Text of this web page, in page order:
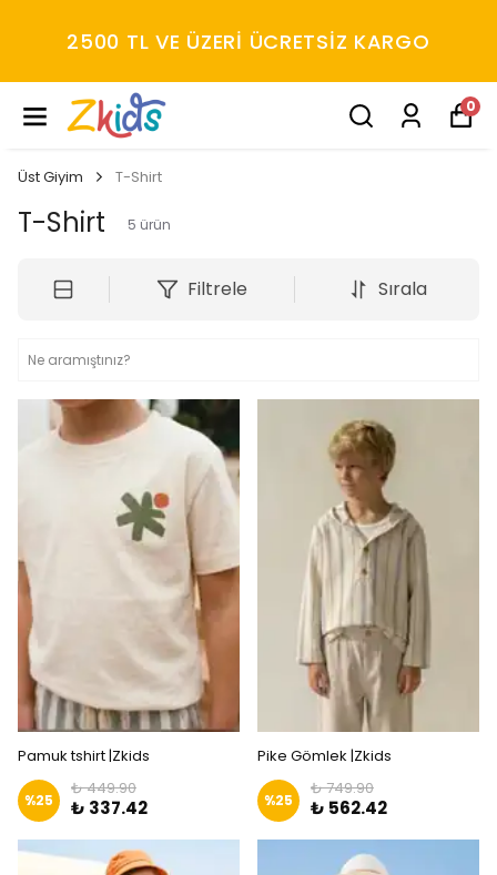
YENI SEZON ÜRÜNLER
0
Üst Giyim T-Shirt
T-Shirt 5 ürün
Filtrele Sırala
Pamuk tshirt |Zkids
%25
₺ 449.90
₺ 337.42
Pike Gömlek |Zkids
%25
₺ 749.90
₺ 562.42